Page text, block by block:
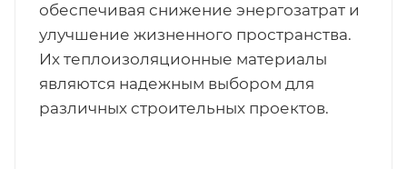
обеспечивая снижение энергозатрат и
улучшение жизненного пространства.
Их теплоизоляционные материалы
являются надежным выбором для
различных строительных проектов.